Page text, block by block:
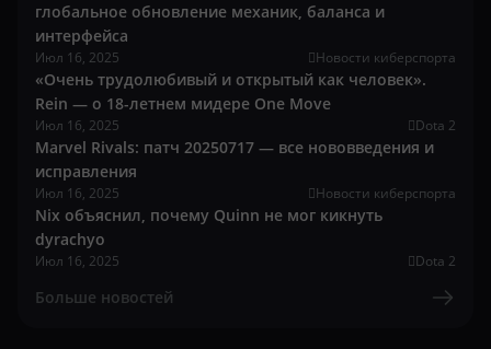
глобальное обновление механик, баланса и
интерфейса
Июл 16, 2025 Новости киберспорта
«Очень трудолюбивый и открытый как человек».
Rein — о 18-летнем мидере One Move
Июл 16, 2025 Dota 2
Marvel Rivals: патч 20250717 — все нововведения и
исправления
Июл 16, 2025 Новости киберспорта
Nix объяснил, почему Quinn не мог кикнуть
dyrachyo
Июл 16, 2025 Dota 2
Больше новостей